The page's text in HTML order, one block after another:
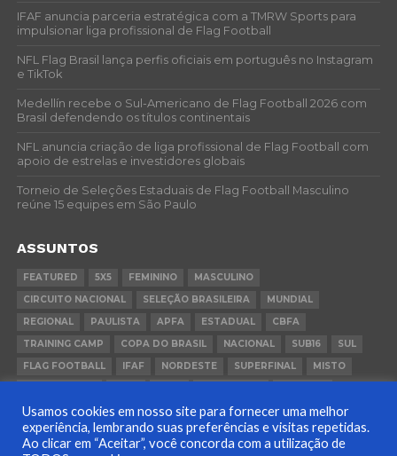
IFAF anuncia parceria estratégica com a TMRW Sports para
impulsionar liga profissional de Flag Football
NFL Flag Brasil lança perfis oficiais em português no Instagram
e TikTok
Medellín recebe o Sul-Americano de Flag Football 2026 com
Brasil defendendo os títulos continentais
NFL anuncia criação de liga profissional de Flag Football com
apoio de estrelas e investidores globais
Torneio de Seleções Estaduais de Flag Football Masculino
reúne 15 equipes em São Paulo
ASSUNTOS
FEATURED 5X5 FEMININO
MASCULINO
CIRCUITO NACIONAL
SELEÇÃO BRASILEIRA
MUNDIAL
REGIONAL
PAULISTA APFA ESTADUAL
CBFA
TRAINING CAMP
COPA DO BRASIL NACIONAL SUB16
SUL
FLAG FOOTBALL
IFAF NORDESTE SUPERFINAL
MISTO
COPA BRASIL
PANAMÁ RIO GRANDE DO SUL
Usamos cookies em nosso site para fornecer uma melhor
experiência, lembrando suas preferências e visitas repetidas.
Ao clicar em “Aceitar”, você concorda com a utilização de